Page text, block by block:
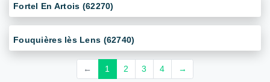
Fortel En Artois (62270)
Fouquières lès Lens (62740)
← 1 2 3 4 →